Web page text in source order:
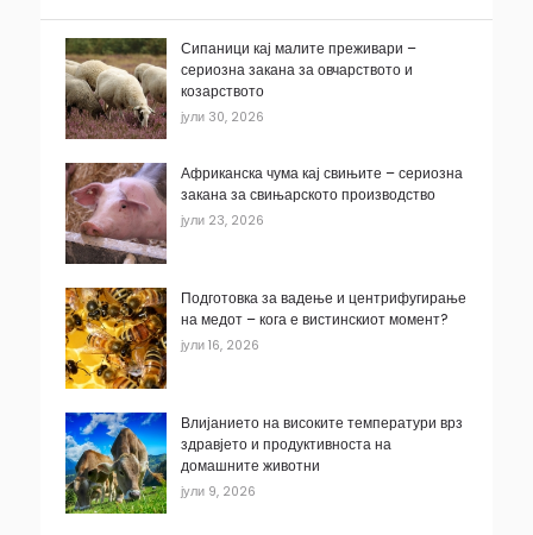
Сипаници кај малите преживари –
сериозна закана за овчарството и
козарството
јули 30, 2026
Африканска чума кај свињите – сериозна
закана за свињарското производство
јули 23, 2026
Подготовка за вадење и центрифугирање
на медот – кога е вистинскиот момент?
јули 16, 2026
Влијанието на високите температури врз
здравјето и продуктивноста на
домашните животни
јули 9, 2026